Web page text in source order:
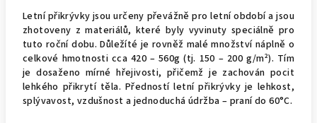
Letní přikrývky jsou určeny převážně pro letní období a jsou
zhotoveny z materiálů, které byly vyvinuty speciálně pro
tuto roční dobu. Důležíté je rovněž malé množství náplně o
celkové hmotnosti cca 420 – 560g (tj. 150 – 200 g/m²). Tím
je dosaženo mírné hřejivosti, přičemž je zachován pocit
lehkého přikrytí těla. Předností letní přikrývky je lehkost,
splývavost, vzdušnost a jednoduchá údržba – praní do 60°C.